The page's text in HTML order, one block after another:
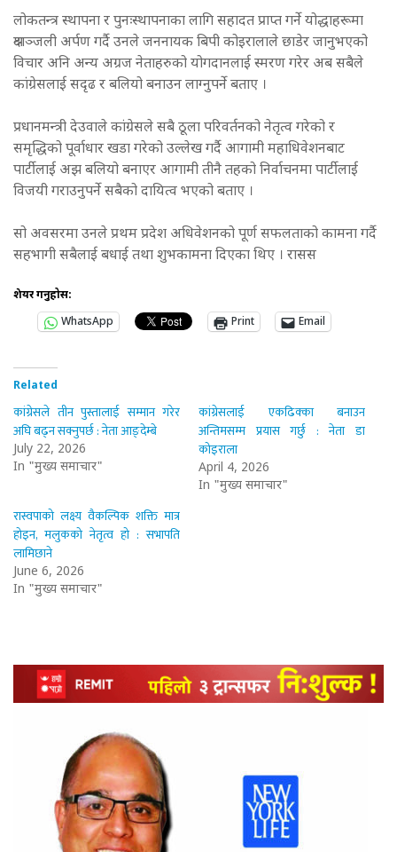
लोकतन्त्र स्थापना र पुनःस्थापनाका लागि सहादत प्राप्त गर्ने योद्धाहरूमा
श्रदाञ्जली अर्पण गर्दै उनले जननायक बिपी कोइरालाले छाडेर जानुभएको
विचार अनि अन्य अग्रज नेताहरुको योगदानलाई स्मरण गरेर अब सबैले
कांग्रेसलाई सदृढ र बलियो बनाउन लाग्नुपर्ने बताए ।
प्रधानमन्त्री देउवाले कांग्रेसले सबै ठूला परिवर्तनको नेतृत्व गरेको र
समृद्धिको पूर्वाधार खडा गरेको उल्लेख गर्दै आगामी महाधिवेशनबाट
पार्टीलाई अझ बलियो बनाएर आगामी तीनै तहको निर्वाचनमा पार्टीलाई
विजयी गराउनुपर्ने सबैको दायित्व भएको बताए ।
सो अवसरमा उनले प्रथम प्रदेश अधिवेशनको पूर्ण सफलताको कामना गर्दै
सहभागी सबैलाई बधाई तथा शुभकामना दिएका थिए । रासस
शेयर गर्नुहोस:
WhatsApp
Print Email
Related
कांग्रेसले तीन पुस्तालाई सम्मान गरेर
अघि बढ्न सक्नुपर्छ : नेता आङ्देम्बे
July 22, 2026
In "मुख्य समाचार"
कांग्रेसलाई एकढिक्का बनाउन
अन्तिमसम्म प्रयास गर्छु : नेता डा
कोइराला
April 4, 2026
In "मुख्य समाचार"
रास्वपाको लक्ष्य वैकल्पिक शक्ति मात्र
होइन, मलुकको नेतृत्व हो : सभापति
लामिछाने
June 6, 2026
In "मुख्य समाचार"